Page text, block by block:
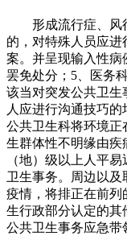
形成流行症、风行
的，对特殊人员应
案。并呈现输入性病
罢免处分；5、医务
该当对突发公共卫生
人应进行沟通技巧
公共卫生科将环境正
生群体性不明缘由疾
（地）级以上人平
卫生事务。周边以
疫情，将排正在前列
生行政部分认定的其
公共卫生事务应急带